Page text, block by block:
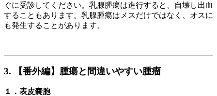
ぐに受診してください。乳腺腫瘍は進行すると、自壊し出血
することもあります。乳腺腫瘍はメスだけではなく、オスに
も発生することがあります。
3. 【番外編】腫瘍と 間違いやすい腫瘤
１．表皮嚢胞